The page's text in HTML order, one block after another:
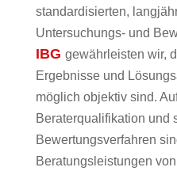
standardisierten,
Untersuchungs- und
IBG gewährleisten wir,
Ergebnisse und
möglich objektiv sind.
Beraterqualifikation und
Bewertungsverfahren
Beratungsleistungen von